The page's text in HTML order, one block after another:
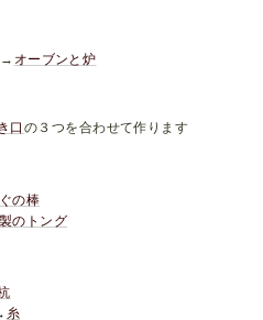
→ オーブンと炉
口 の３つを合わせて作ります
の棒
のトング
糸